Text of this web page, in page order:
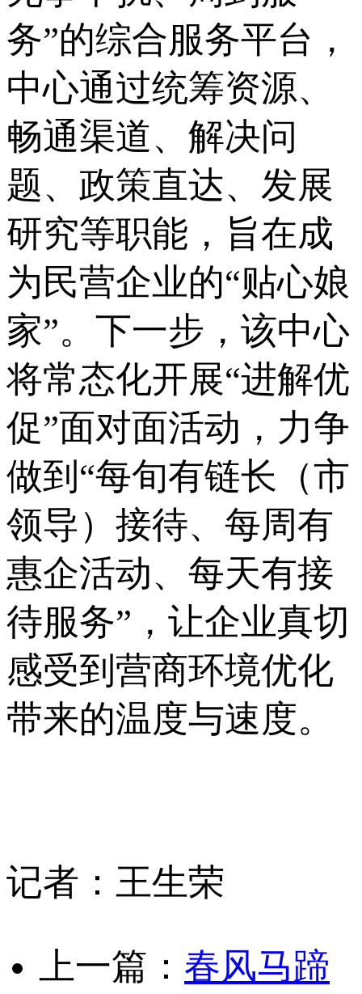
务”的综合服务平台，
中心通过统筹资源、
畅通渠道、解决问
题、政策直达、发展
研究等职能，旨在成
为民营企业的“贴心娘
家”。下一步，该中心
将常态化开展“进解优
促”面对面活动，力争
做到“每旬有链长（市
领导）接待、每周有
惠企活动、每天有接
待服务”，让企业真切
感受到营商环境优化
带来的温度与速度。
记者：王生荣
上一篇： 春风马蹄